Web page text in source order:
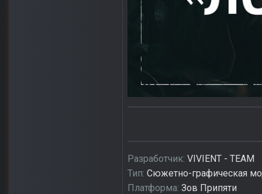
Разработчик: VIVIENT - TEAM
Тип: Сюжетно-графическая
Платформа: Зов Припяти